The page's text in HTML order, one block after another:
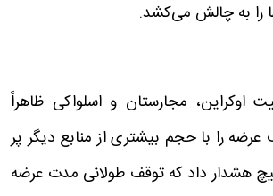
را به چالش می‌کشد.
اوکراین، مجارستان و اسلواکی ظاهراً
را با حجم بیشتری از منابع دیگر پر
هشدار داد که توقف طولانی مدت عرضه